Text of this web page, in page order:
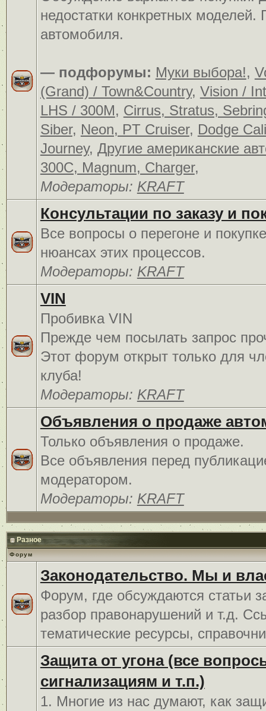
недостатки конкретных
автомобиля.
— подфорумы: Муки выбора!,
(Grand) / Town&Country, Vision /
LHS / 300M, Cirrus, Stratus,
Siber, Neon, PT Cruiser, Dodge
Journey, Другие американские
300C, Magnum, Charger,
Модераторы: KRAFT
Консультации по заказу и
Все вопросы о перегоне и
нюансах этих процессов.
Модераторы: KRAFT
VIN
Пробивка VIN
Прежде чем посылать запрос
Этот форум открыт только для
клуба!
Модераторы: KRAFT
Объявления о продаже
Только объявления о продаже.
Все объявления перед
модератором.
Модераторы: KRAFT
Разное
Форум
Законодательство. Мы и
Форум, где обсуждаются статьи
разбор правонарушений и т.д.
тематические ресурсы,
Защита от угона (все
сигнализациям и т.п.)
1. Многие из нас думают, как